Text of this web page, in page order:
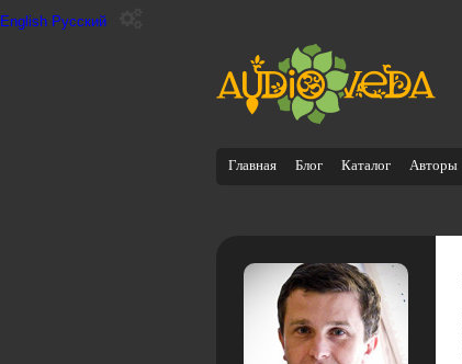
English Русский
Главная Блог Каталог Авторы